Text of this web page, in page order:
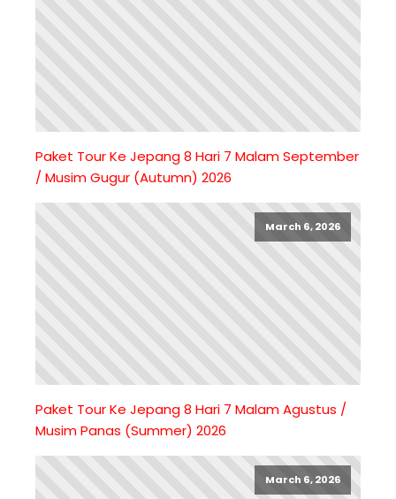
Paket Tour Ke Jepang 8 Hari 7 Malam September
/ Musim Gugur (Autumn) 2026
March 6, 2026
Paket Tour Ke Jepang 8 Hari 7 Malam Agustus /
Musim Panas (Summer) 2026
March 6, 2026